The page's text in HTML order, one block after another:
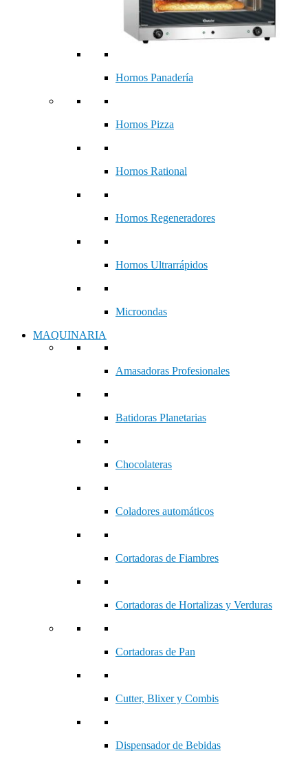
Hornos Panadería
Hornos Pizza
Hornos Rational
Hornos Regeneradores
Hornos Ultrarrápidos
Microondas
MAQUINARIA
Amasadoras Profesionales
Batidoras Planetarias
Chocolateras
Coladores automáticos
Cortadoras de Fiambres
Cortadoras de Hortalizas y Verduras
Cortadoras de Pan
Cutter, Blixer y Combis
Dispensador de Bebidas